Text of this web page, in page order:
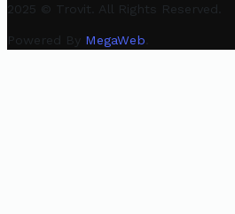
2025 © Trovit. All Rights Reserved.
Powered By MegaWeb